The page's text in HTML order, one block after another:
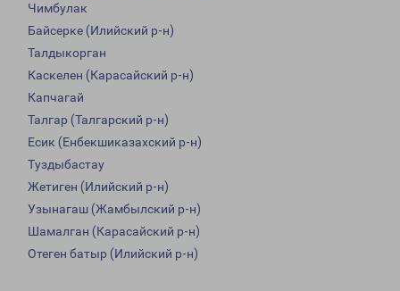
Чимбулак
Байсерке (Илийский р-н)
Талдыкорган
Каскелен (Карасайский р-н)
Капчагай
Талгар (Талгарский р-н)
Есик (Енбекшиказахский р-н)
Туздыбастау
Жетиген (Илийский р-н)
Узынагаш (Жамбылский р-н)
Шамалган (Карасайский р-н)
Отеген батыр (Илийский р-н)